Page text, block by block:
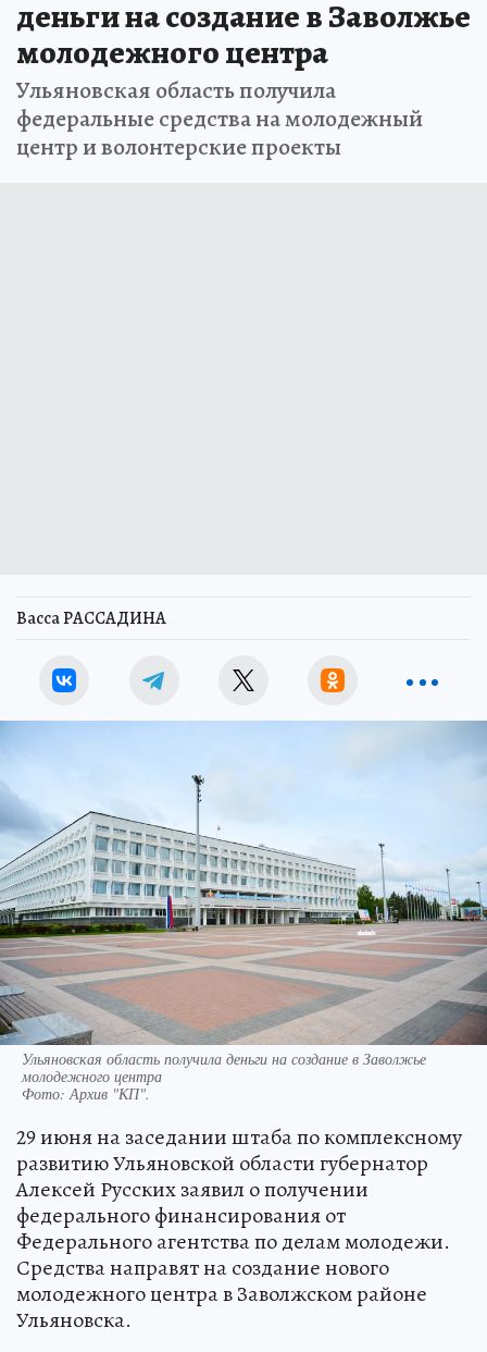
деньги на создание в Заволжье
молодежного центра
Ульяновская область получила
федеральные средства на молодежный
центр и волонтерские проекты
Васса РАССАДИНА
Ульяновская область получила деньги на создание в Заволжье
молодежного центра
Фото:Архив "КП".
29 июня на заседании штаба по комплексному
развитию Ульяновской области губернатор
Алексей Русских заявил о получении
федерального финансирования от
Федерального агентства по делам молодежи.
Средства направят на создание нового
молодежного центра в Заволжском районе
Ульяновска.